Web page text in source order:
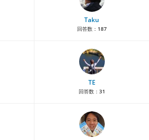
Taku
回答数： 187
TE
回答数： 31